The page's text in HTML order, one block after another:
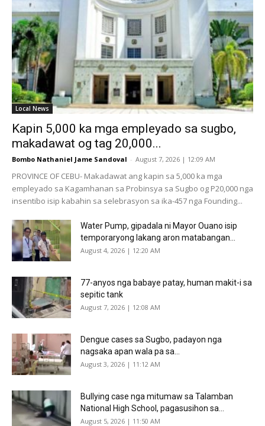
Local News
Kapin 5,000 ka mga empleyado sa sugbo,
makadawat og tag 20,000...
Bombo Nathaniel Jame Sandoval - August 7, 2026 | 12:09 AM
PROVINCE OF CEBU- Makadawat ang kapin sa 5,000 ka mga
empleyado sa Kagamhanan sa Probinsya sa Sugbo og P20,000 nga
insentibo isip kabahin sa selebrasyon sa ika-457 nga Founding...
Water Pump, gipadala ni Mayor Ouano isip
temporaryong lakang aron matabangan...
August 4, 2026 | 12:20 AM
77-anyos nga babaye patay, human makit-i sa
sepitic tank
August 7, 2026 | 12:08 AM
Dengue cases sa Sugbo, padayon nga
nagsaka apan wala pa sa...
August 3, 2026 | 11:12 AM
Bullying case nga mitumaw sa Talamban
National High School, pagasusihon sa...
August 5, 2026 | 11:50 AM